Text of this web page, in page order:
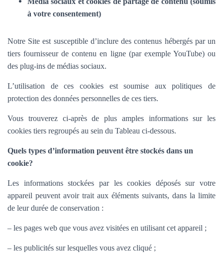
à votre consentement)
Notre Site est susceptible d’inclure des contenus hébergés par un
tiers fournisseur de contenu en ligne (par exemple YouTube) ou
des plug-ins de médias sociaux.
L’utilisation de ces cookies est soumise aux politiques de
protection des données personnelles de ces tiers.
Vous trouverez ci-après de plus amples informations sur les
cookies tiers regroupés au sein du Tableau ci-dessous.
Quels types d’information peuvent être stockés dans un
cookie?
Les informations stockées par les cookies déposés sur votre
appareil peuvent avoir trait aux éléments suivants, dans la limite
de leur durée de conservation :
– les pages web que vous avez visitées en utilisant cet appareil ;
– les publicités sur lesquelles vous avez cliqué ;